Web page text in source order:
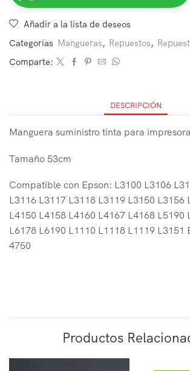
Añadir a la lista de deseos
Categorías Mangueras, Repuestos,
Comparte:
DESCRIPCIÓN
Manguera suministro tinta para
Tamaño 53cm
Compatible con Epson: L3100 L3106
L3116 L3117 L3118 L3119 L3150 L3156
L4150 L4158 L4160 L4167 L4168 L5190
L6178 L6190 L1110 L1118 L1119 L3151
4750
Productos